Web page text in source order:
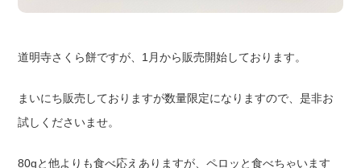
道明寺さくら餅ですが、1月から販売開始しております。
まいにち販売しておりますが数量限定になりますので、是非お
試しくださいませ。
80gと他よりも食べ応えありますが、ペロッと食べちゃいます